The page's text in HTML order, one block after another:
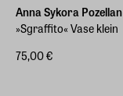
Anna Sykora Pozellan
»Sgraffito« Vase klein
75,00 €